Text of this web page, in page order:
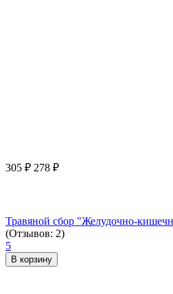
305 ₽ 278 ₽
Травяной сбор "Желудочно-
(Отзывов: 2)
5
В корзину